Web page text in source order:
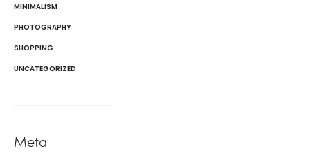
MINIMALISM
PHOTOGRAPHY
SHOPPING
UNCATEGORIZED
Meta